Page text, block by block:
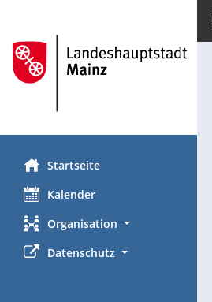
Startseite
Kalender
Organisation
Datenschutz